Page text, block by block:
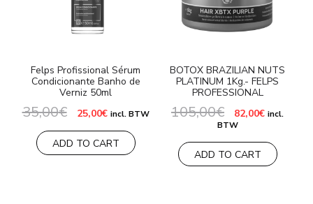
Felps Profissional Sérum
Condicionante Banho de
Verniz 50ml
35,00€ El
precio
original
era:
35,00€.
25,00€El
actual
es:
25,00€.
incl. BTW
ADD TO CART
BOTOX BRAZILIAN NUTS
PLATINUM 1Kg.- FELPS
PROFESSIONAL
105,00€ El
precio
original
era:
105,00€.
82,00€El
es:
82,00€.
incl.
BTW
ADD TO CART